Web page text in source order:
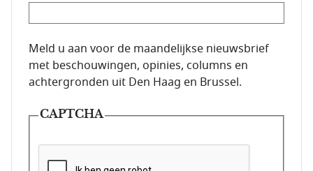
E-mailadres van de abonnee.
Meld u aan voor de maandelijkse nieuwsbrief
met beschouwingen, opinies, columns en
achtergronden uit Den Haag en Brussel.
CAPTCHA